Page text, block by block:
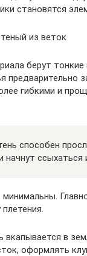
становятся
из веток
берут
предварительно
гибкими и
способен
начнут ссыхаться
вкапывается в
оформлять